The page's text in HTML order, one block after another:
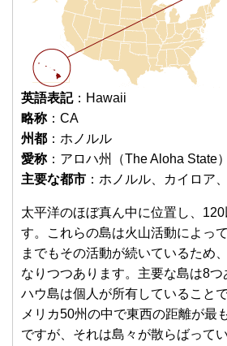
英語表記：Hawaii
略称：CA
州都：ホノルル
愛称：アロハ州（The Aloha State）
主要な都市：ホノルル、カイロア
太平洋のほぼ真ん中に位置し、
す。これらの島は火山活動によっ
までもその活動が続いているため
なりつつあります。主要な島は8つ
ハウ島は個人が所有していること
メリカ50州の中で東西の距離が最
ですが、それは島々が散らばって